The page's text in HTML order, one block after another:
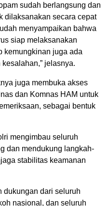
sudah berlangsung dan
dilaksanakan secara cepat
menyampaikan bahwa
siap melaksanakan
kemungkinan juga ada
jelasnya.
juga membuka akses
dan Komnas HAM untuk
sebagai bentuk
mengimbau seluruh
dan mendukung langkah-
stabilitas keamanan
dukungan dari seluruh
nasional, dan seluruh